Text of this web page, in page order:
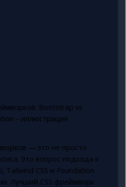
— это не просто
Это вопрос подхода к
Tailwind CSS и Foundation
Лучший CSS фреймворк